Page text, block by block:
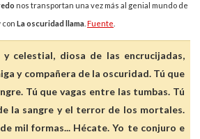
nos transportan una vez más al genial mundo de
con La oscuridad llama. Fuente
celestial, diosa de las encrucijadas,
y compañera de la oscuridad. Tú que
Tú que vagas entre las tumbas. Tú
la sangre y el terror de los mortales.
mil formas... Hécate. Yo te conjuro e